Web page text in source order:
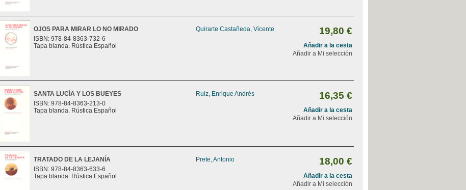
OJOS PARA MIRAR LO NO MIRADO
ISBN: 978-84-8363-732-6
Tapa blanda. Rústica Español
Quirarte Castañeda, Vicente 19,80 €
Añadir a la cesta
Añadir a Mi selección
SANTA LUCÍA Y LOS BUEYES
ISBN: 978-84-8363-213-0
Tapa blanda. Rústica Español
Ruiz, Enrique Andrés 16,35 €
Añadir a la cesta
Añadir a Mi selección
TRATADO DE LA LEJANÍA
ISBN: 978-84-8363-633-6
Tapa blanda. Rústica Español
Prete, Antonio 18,00 €
Añadir a la cesta
Añadir a Mi selección